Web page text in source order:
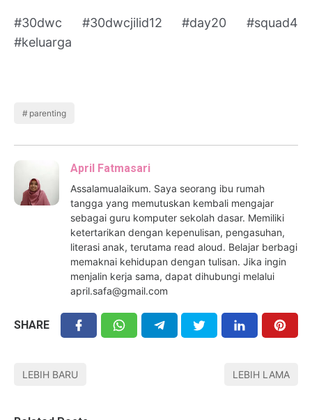
#30dwc #30dwcjilid12 #day20 #squad4
#keluarga
parenting
April Fatmasari
Assalamualaikum. Saya seorang ibu rumah
tangga yang memutuskan kembali mengajar
sebagai guru komputer sekolah dasar. Memiliki
ketertarikan dengan kepenulisan, pengasuhan,
literasi anak, terutama read aloud. Belajar berbagi
memaknai kehidupan dengan tulisan. Jika ingin
menjalin kerja sama, dapat dihubungi melalui
april.safa@gmail.com
SHARE
LEBIH BARU LEBIH LAMA